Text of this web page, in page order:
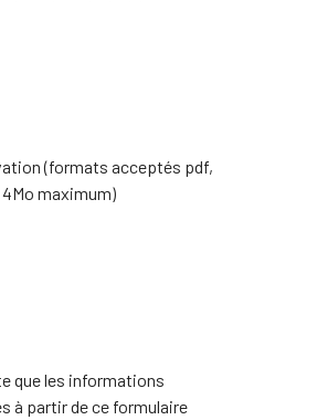
(formats acceptés pdf,
maximum)
que les informations
à partir de ce formulaire